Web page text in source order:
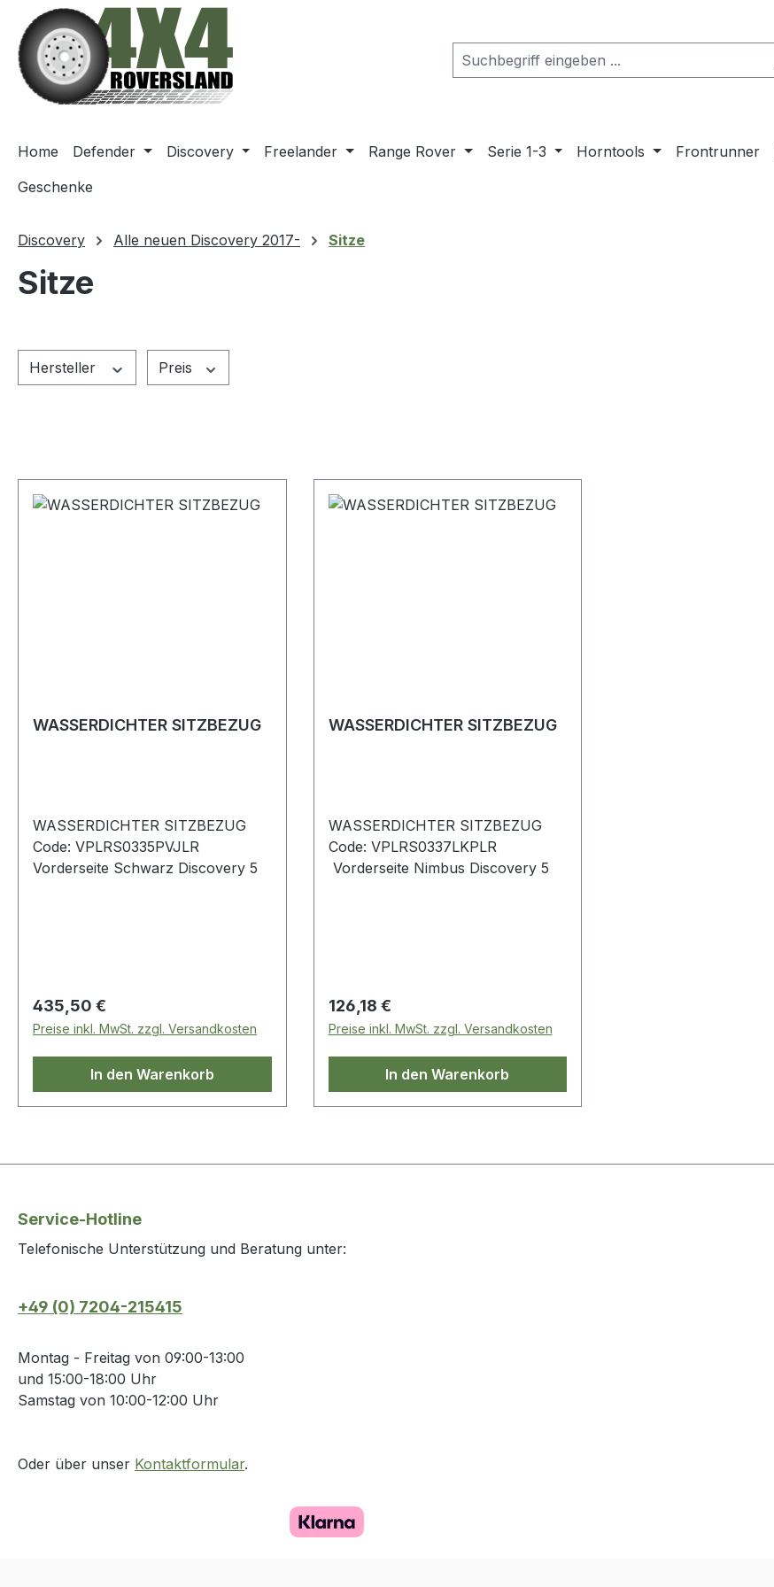
Hauptinhalt springen
Zur Suche springen
Zur Hauptnavigation springen
Home Defender Discovery Freelander Range Rover Serie 1-3 Horntools Frontrunner
Geschenke
Discovery Alle neuen Discovery 2017- Sitze
Sitze
Hersteller Preis
WASSERDICHTER SITZBEZUG
WASSERDICHTER SITZBEZUG
Code: VPLRS0335PVJLR
Vorderseite Schwarz Discovery 5
Regulärer Preis:
435,50 €
Preise inkl. MwSt. zzgl. Versandkosten
In den Warenkorb
WASSERDICHTER SITZBEZUG
WASSERDICHTER SITZBEZUG
Code: VPLRS0337LKPLR
Vorderseite Nimbus Discovery 5
Regulärer Preis:
126,18 €
Preise inkl. MwSt. zzgl. Versandkosten
In den Warenkorb
Service-Hotline
Telefonische Unterstützung und Beratung unter:
+49 (0) 7204-215415
Montag - Freitag von 09:00-13:00
und 15:00-18:00 Uhr
Samstag von 10:00-12:00 Uhr
Oder über unser Kontaktformular.